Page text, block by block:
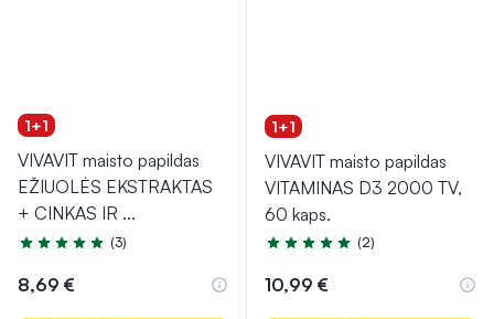
1+1
VIVAVIT maisto papildas
EŽIUOLĖS EKSTRAKTAS
+ CINKAS IR ...
Įvertinimas 5.0 iš 5
(3)
8,69 €
1+1
VIVAVIT maisto papildas
VITAMINAS D3 2000 TV,
60 kaps.
Įvertinimas 5.0 iš 5
(2)
10,99 €